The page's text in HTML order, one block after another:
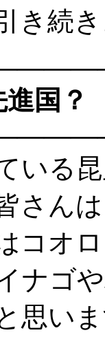
き続
国？
いる
さん
コオ
ナゴ
思い